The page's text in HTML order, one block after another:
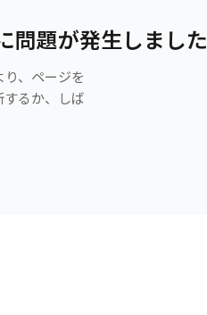
問題が発生しました
、ページを
るか、しば